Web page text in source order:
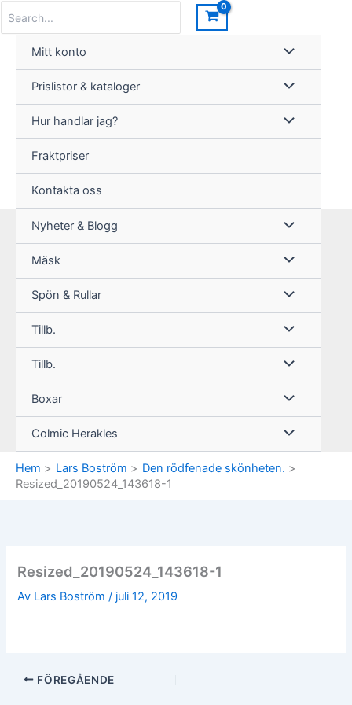
innehåll
for:
Mitt konto
Prislistor & kataloger
Hur handlar jag?
Fraktpriser
Kontakta oss
Nyheter & Blogg
Mäsk
Spön & Rullar
Tillb.
Tillb.
Boxar
Colmic Herakles
Hem Lars Boström
Den rödfenade skönheten.
Resized_20190524_143618-1
Resized_20190524_143618-1
Av Lars Boström/ juli 12, 2019
FÖREGÅENDE